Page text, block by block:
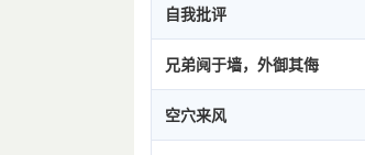
自我批评
兄弟阋于墙，外御其侮
空穴来风